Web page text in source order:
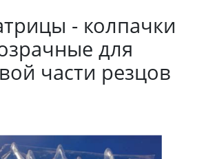
- колпачки
для
части резцов